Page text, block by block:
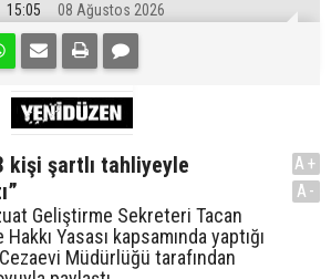
15:05 08 Ağustos 2026
kişi şartlı tahliyeyle
Geliştirme Sekreteri Tacan
Yasası kapsamında yaptığı
Müdürlüğü tarafından
A+
A-